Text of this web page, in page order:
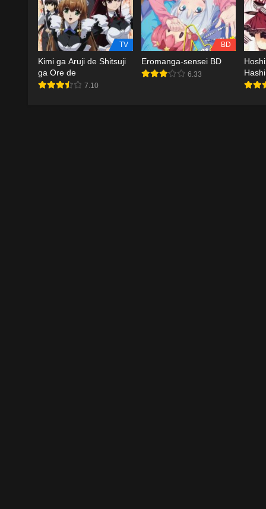
TV
Kimi ga Aruji de Shitsuji
ga Ore de
7.10
BD
Eromanga-sensei BD
6.33